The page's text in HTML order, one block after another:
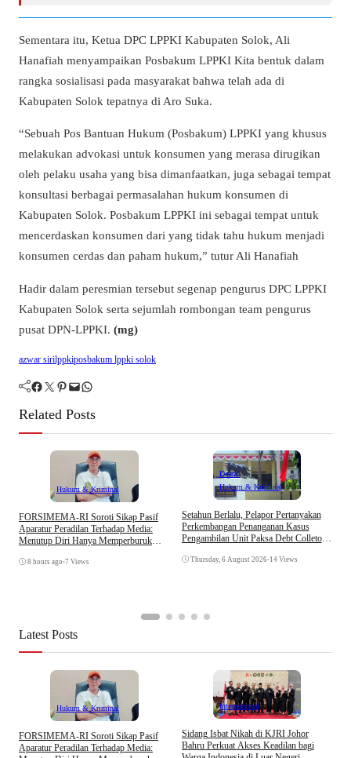
Sementara itu, Ketua DPC LPPKI Kabupaten Solok, Ali
Hanafiah menyampaikan Posbakum LPPKI Kita bentuk dalam
rangka sosialisasi pada masyarakat bahwa telah ada di
Kabupaten Solok tepatnya di Aro Suka.
“Sebuah Pos Bantuan Hukum (Posbakum) LPPKI yang khusus
melakukan advokasi untuk konsumen yang merasa dirugikan
oleh pelaku usaha yang bisa dimanfaatkan, juga sebagai tempat
konsultasi berbagai permasalahan hukum konsumen di
Kabupaten Solok. Posbakum LPPKI ini sebagai tempat untuk
mencerdaskan konsumen dari yang tidak tahu hukum menjadi
konsumen cerdas dan paham hukum,” tutur Ali Hanafiah
Hadir dalam peresmian tersebut segenap pengurus DPC LPPKI
Kabupaten Solok serta sejumlah rombongan team pengurus
pusat DPN-LPPKI. (mg)
azwar sirilppkiposbakum lppki solok
Facebook Twitter Pinterest Mail WhatsApp
Related Posts
Hukum & Kriminal
​FORSIMEMA-RI Soroti Sikap Pasif
Aparatur Peradilan Terhadap Media:
Menutup Diri Hanya Memperburuk
8 hours ago •7 Views
Daerah
Hukum & Kriminal
Setahun Berlalu, Pelapor Pertanyakan
Perkembangan Penanganan Kasus
Pengambilan Unit Paksa Debt Colletor
Thursday, 6 August 2026•14 Views
Latest Posts
Hukum & Kriminal
​FORSIMEMA-RI Soroti Sikap Pasif
Aparatur Peradilan Terhadap Media:
Internasional
Sidang Isbat Nikah di KJRI Johor
Bahru Perkuat Akses Keadilan bagi